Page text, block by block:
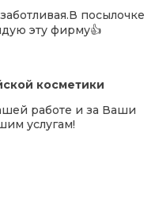
посылочке
эту фирму👍
косметики
работе и за Ваши
услугам!